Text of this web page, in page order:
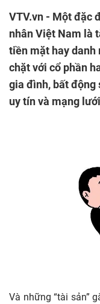
VTV.vn - Một đặc
nhân Việt Nam là
tiền mặt hay danh
chặt với cổ phần
gia đình, bất động
uy tín và mạng
Và những “tài sản”